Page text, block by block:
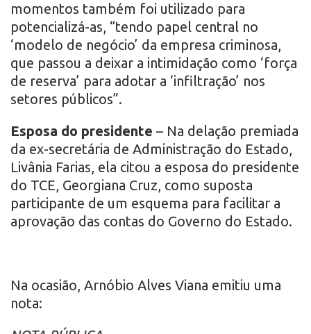
momentos também foi utilizado para
potencializá-as, “tendo papel central no
‘modelo de negócio’ da empresa criminosa,
que passou a deixar a intimidação como ‘força
de reserva’ para adotar a ‘infiltração’ nos
setores públicos”.
Esposa do presidente – Na delação premiada
da ex-secretária de Administração do Estado,
Livânia Farias, ela citou a esposa do presidente
do TCE, Georgiana Cruz, como suposta
participante de um esquema para facilitar a
aprovação das contas do Governo do Estado.
Na ocasião, Arnóbio Alves Viana emitiu uma
nota: